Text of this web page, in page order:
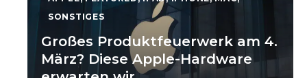
SONSTIGES
Großes Produktfeuerwerk am 4.
März? Diese Apple-Hardware